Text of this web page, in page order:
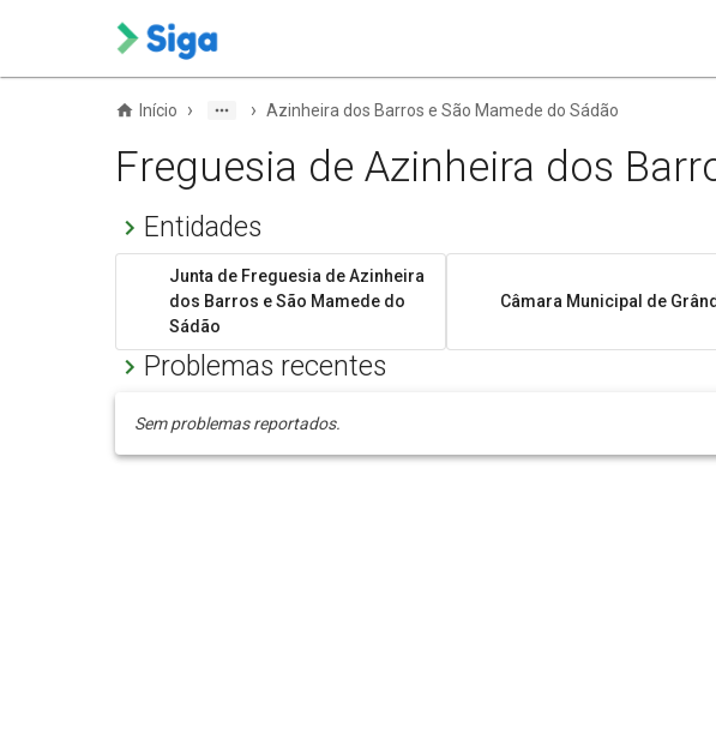
Início › › Azinheira dos Barros e São Mamede do Sádão
Freguesia de Azinheira dos
Entidades
Junta de Freguesia de Azinheira
dos Barros e São Mamede do
Sádão
Câmara Municipal de
Problemas recentes
Sem problemas reportados.